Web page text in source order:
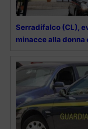
Serradifalco (CL),
minacce alla donna